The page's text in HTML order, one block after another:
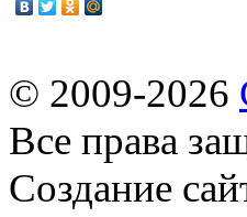
© 2009-2026
Все права
Cоздание